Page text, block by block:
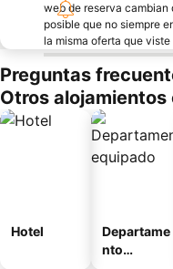
web de reserva cambian
posible que no siempre
la misma oferta que
Preguntas
Otros
Hotel
Departame
nto